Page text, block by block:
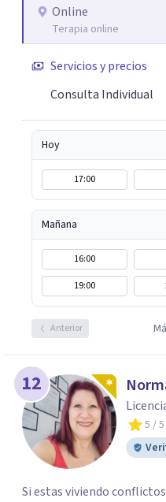
Online
Terapia online
Servicios y precios
Consulta Individual
Hoy
17:00
Mañana
16:00
19:00
Anterior
12
5 / 5
Si estas viviendo